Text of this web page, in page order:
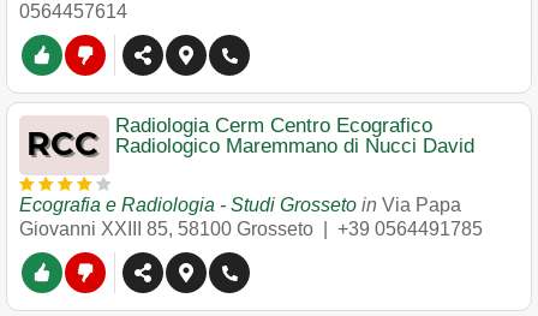
0564457614
Radiologia Cerm Centro Ecografico
Radiologico Maremmano di Nucci David
Ecografia e Radiologia - Studi Grosseto in Via Papa
Giovanni XXIII 85, 58100 Grosseto +39 0564491785